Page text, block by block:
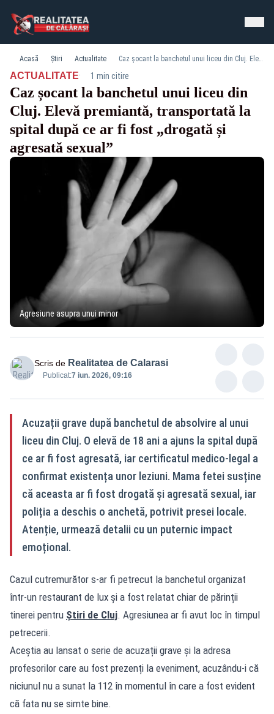
Acasă Știri Actualitate Caz șocant la banchetul unui liceu din Cluj. Elevă premiantă, transportată la spital după ce ar fi fost „drogată și agresată sexual”
ACTUALITATE· 1 min citire
Caz șocant la banchetul unui liceu din
Cluj. Elevă premiantă, transportată la
spital după ce ar fi fost „drogată și
agresată sexual”
Agresiune asupra unui minor
Scris de Realitatea de Calarasi
Publicat:7 iun. 2026, 09:16
Acuzații grave după banchetul de absolvire al unui
liceu din Cluj. O elevă de 18 ani a ajuns la spital după
ce ar fi fost agresată, iar certificatul medico‑legal a
confirmat existența unor leziuni. Mama fetei susține
că aceasta ar fi fost drogată și agresată sexual, iar
poliția a deschis o anchetă, potrivit presei locale.
Atenție, urmează detalii cu un puternic impact
emoțional.
Cazul cutremurător s-ar fi petrecut la banchetul organizat
într-un restaurant de lux și a fost relatat chiar de părinții
tinerei pentru Știri de Cluj. Agresiunea ar fi avut loc în timpul
petrecerii.
Aceștia au lansat o serie de acuzații grave și la adresa
profesorilor care au fost prezenți la eveniment, acuzându-i că
niciunul nu a sunat la 112 în momentul în care a fost evident
că fata nu se simte bine.